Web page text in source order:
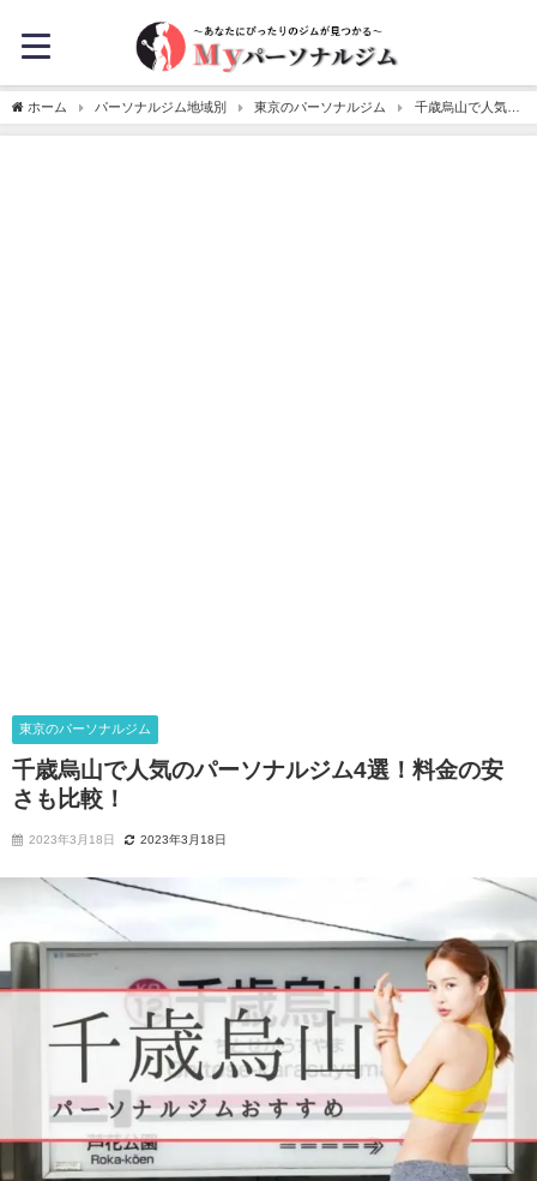
ホーム パーソナルジム地域別 東京のパーソナルジム
千歳烏山で人気の
パーソナルジム4選！料金の安さも比較！
東京のパーソナルジム
千歳烏山で人気のパーソナルジム4選！料金の安
さも比較！
2023年3月18日 2023年3月18日